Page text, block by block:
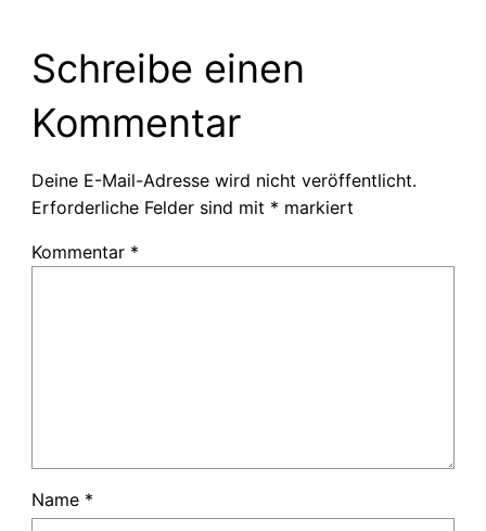
Schreibe einen
Kommentar
Deine E-Mail-Adresse wird nicht veröffentlicht.
Erforderliche Felder sind mit * markiert
Kommentar *
Name *